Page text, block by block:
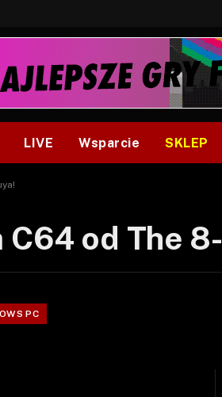
LIVE Wsparcie SKLEP
od The
PC